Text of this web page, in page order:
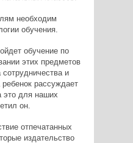
необходим
обучения.
обучение по
этих предметов
и
рассуждает
это для наших
он.
отпечатанных
издательство